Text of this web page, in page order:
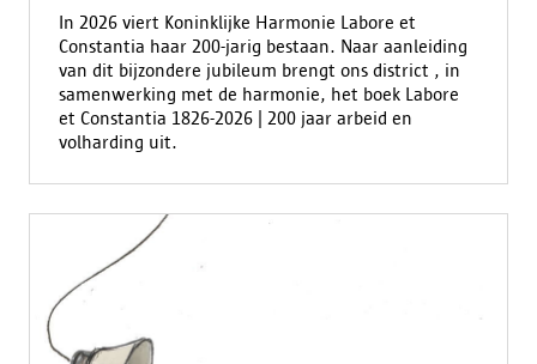
In 2026 viert Koninklijke Harmonie Labore et
Constantia haar 200-jarig bestaan. Naar aanleiding
van dit bijzondere jubileum brengt ons district , in
samenwerking met de harmonie, het boek Labore
et Constantia 1826-2026 | 200 jaar arbeid en
volharding uit.